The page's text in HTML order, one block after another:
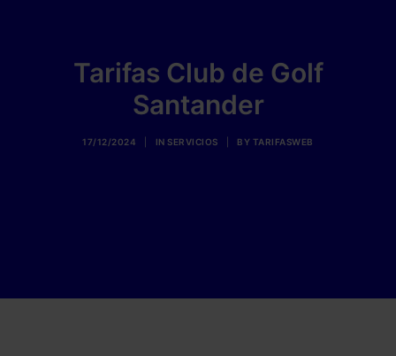
RentingTarifas Club de Golf
Santander
17/12/2024 INSERVICIOS BY TARIFASWEB